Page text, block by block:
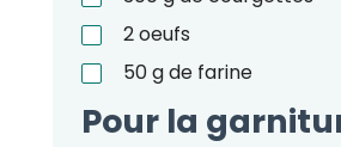
2oeufs
50gde farine
Pour la